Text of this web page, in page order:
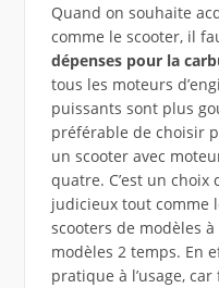
Quand on souhaite
comme le scooter, il
dépenses pour la
tous les moteurs
puissants sont plus
préférable de choisir
un scooter avec
quatre. C’est un choix
judicieux tout comme
scooters de modèles
modèles 2 temps. En
pratique à l’usage,